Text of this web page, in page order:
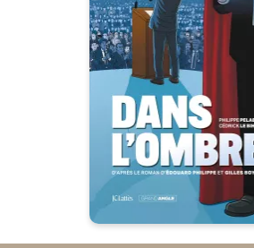
Dans
histoire
Date de
05/04/2023
Une campagne
ça se prépare.Le Patron
prêt. Moi aussi. J’allais
gagner.